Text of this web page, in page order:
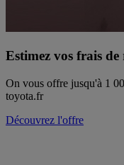
Estimez vos frais
On vous offre jusqu'à 1
toyota.fr
Découvrez l'offre